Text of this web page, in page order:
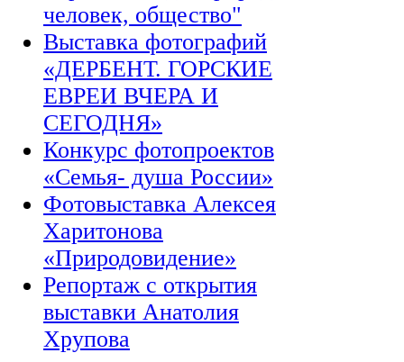
человек, общество"
Выставка фотографий
«ДЕРБЕНТ. ГОРСКИЕ
ЕВРЕИ ВЧЕРА И
СЕГОДНЯ»
Конкурс фотопроектов
«Семья- душа России»
Фотовыставка Алексея
Харитонова
«Природовидение»
Репортаж с открытия
выставки Анатолия
Хрупова